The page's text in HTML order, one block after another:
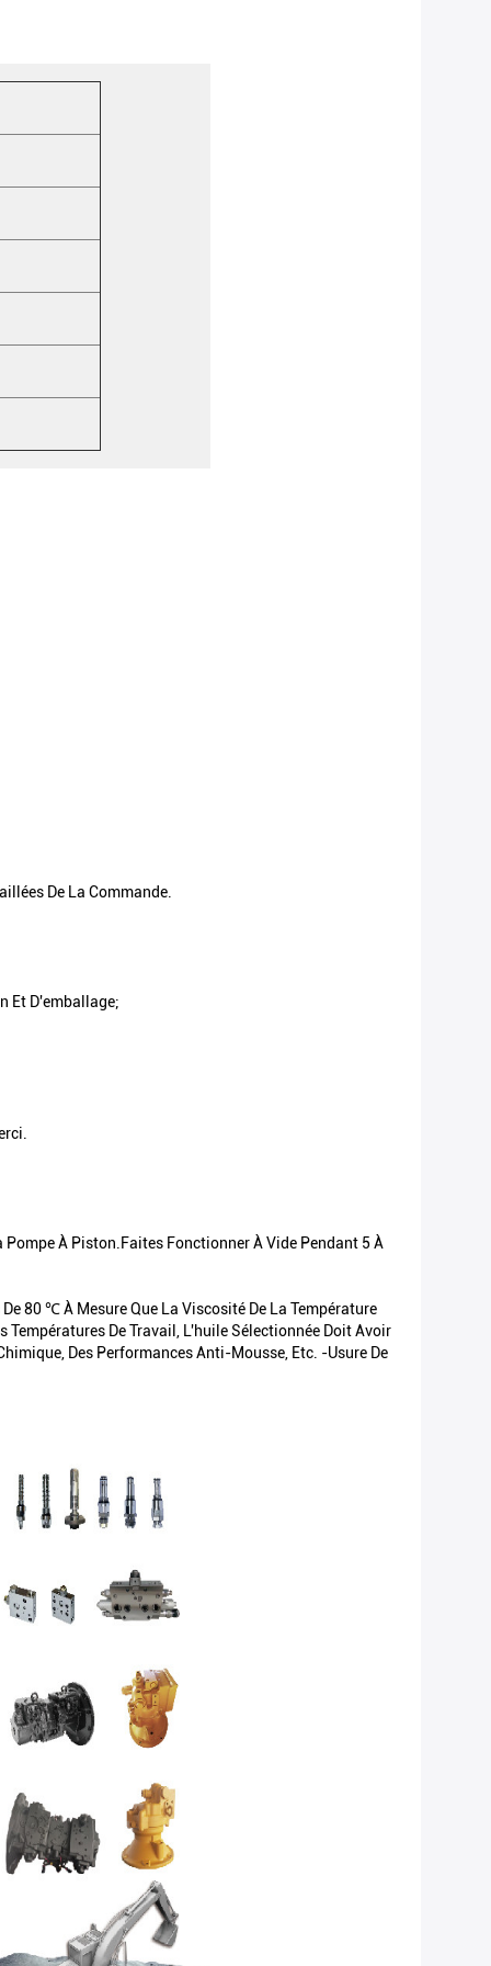
De La Commande.
Et D'emballage;
Pompe À Piston.Faites Fonctionner À Vide Pendant 5 À
80 ℃ À Mesure Que La Viscosité De La Température
De Travail, L'huile Sélectionnée Doit Avoir
Des Performances Anti-Mousse, Etc. -usure De